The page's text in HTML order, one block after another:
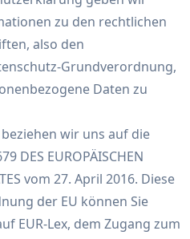
zu den rechtlichen
also den
Grundverordnung,
Daten zu
wir uns auf die
DES EUROPÄISCHEN
vom 27. April 2016. Diese
der EU können Sie
EUR-Lex, dem Zugang zum